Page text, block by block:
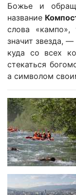
Божье и
название
слова
значит звезда,
куда со всех
стекаться
а символом